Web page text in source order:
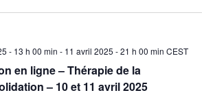
en ligne – Thérapie de la
– 10 et 11 avril 2025
- 13 h 00 min - 11 avril 2025 - 21 h 00 min CEST